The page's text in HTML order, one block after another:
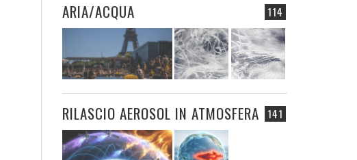
114
ARIA/ACQUA
141
RILASCIO AEROSOL IN ATMOSFERA